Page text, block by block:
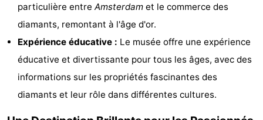
Canaux
Capitale
particulière entre Amsterdam et le commerce des
diamants, remontant à l'âge d'or.
Expérience éducative : Le musée offre une expérience
éducative et divertissante pour tous les âges, avec des
informations sur les propriétés fascinantes des
diamants et leur rôle dans différentes cultures.